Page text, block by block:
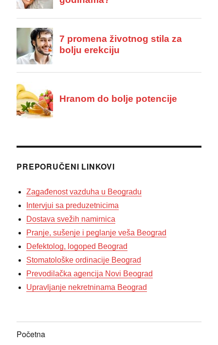
PREPORUČENI LINKOVI
Zagađenost vazduha u Beogradu
Intervjui sa preduzetnicima
Dostava svežih namirnica
Pranje, sušenje i peglanje veša Beograd
Defektolog, logoped Beograd
Stomatološke ordinacije Beograd
Prevodilačka agencija Novi Beograd
Upravljanje nekretninama Beograd
Početna